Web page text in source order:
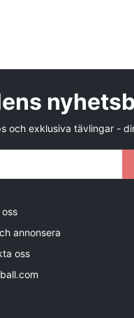
och exklusiva tävlingar -
oss
annonsera
oss